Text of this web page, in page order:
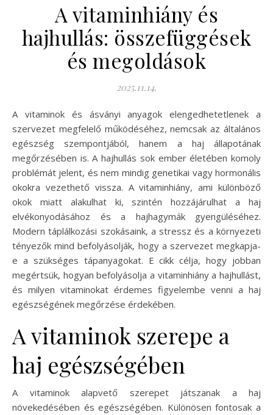
A vitaminhiány és
hajhullás: összefüggések
és megoldások
2025.11.14.
A vitaminok és ásványi anyagok elengedhetetlenek a
szervezet megfelelő működéséhez, nemcsak az általános
egészség szempontjából, hanem a haj állapotának
megőrzésében is. A hajhullás sok ember életében komoly
problémát jelent, és nem mindig genetikai vagy hormonális
okokra vezethető vissza. A vitaminhiány, ami különböző
okok miatt alakulhat ki, szintén hozzájárulhat a haj
elvékonyodásához és a hajhagymák gyengüléséhez.
Modern táplálkozási szokásaink, a stressz és a környezeti
tényezők mind befolyásolják, hogy a szervezet megkapja-
e a szükséges tápanyagokat. E cikk célja, hogy jobban
megértsük, hogyan befolyásolja a vitaminhiány a hajhullást,
és milyen vitaminokat érdemes figyelembe venni a haj
egészségének megőrzése érdekében.
A vitaminok szerepe a
haj egészségében
A vitaminok alapvető szerepet játszanak a haj
növekedésében és egészségében. Különösen fontosak a